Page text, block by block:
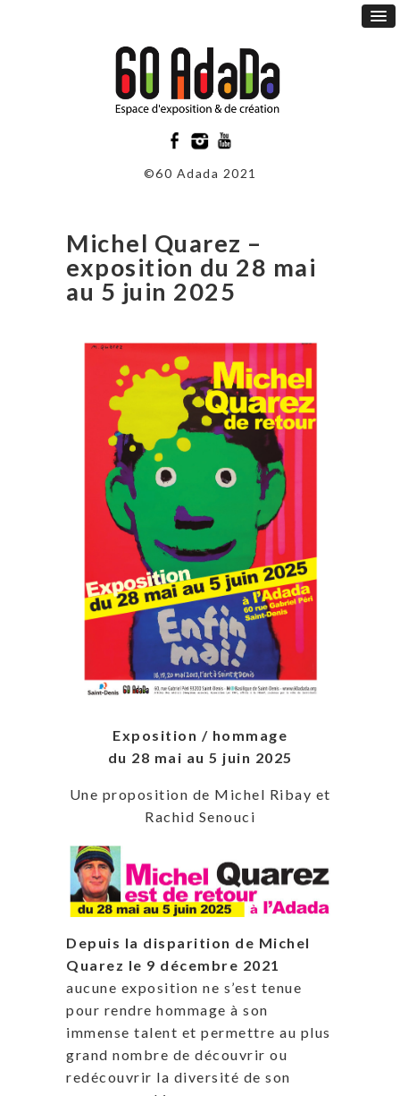
©60 Adada 2021
Michel Quarez –
exposition du 28 mai
au 5 juin 2025
Exposition / hommage
du 28 mai au 5 juin 2025
Une proposition de Michel Ribay et
Rachid Senouci
Depuis la disparition de Michel
Quarez le 9 décembre 2021
aucune exposition ne s’est tenue
pour rendre hommage à son
immense talent et permettre au plus
grand nombre de découvrir ou
redécouvrir la diversité de son